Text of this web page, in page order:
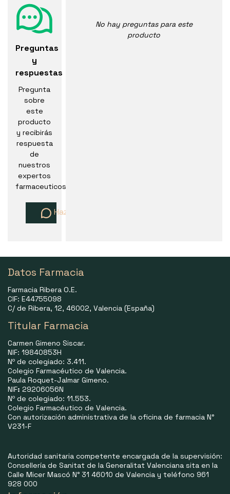
Preguntas
y
respuestas
Pregunta
sobre
este
producto
y recibirás
respuesta
de
nuestros
expertos
farmaceuticos
Haz una pregunta
No hay preguntas para este
producto
Datos Farmacia
Farmacia Ribera O.E.
CIF: E44755098
C/ de Ribera, 12, 46002, Valencia (España)
Titular Farmacia
Carmen Gimeno Siscar.
NIF: 19840853H
Nº de colegiado: 3.411.
Colegio Farmacéutico de Valencia.
Paula Roquet-Jalmar Gimeno.
NIF: 29206056N
Nº de colegiado: 11.553.
Colegio Farmacéutico de Valencia.
Con autorización administrativa de la oficina de farmacia N°
V231-F
Autoridad sanitaria competente encargada de la supervisión:
Consellería de Sanitat de la Generalitat Valenciana sita en la
Calle Micer Mascó N° 31 46010 de Valencia y teléfono 961
928 000